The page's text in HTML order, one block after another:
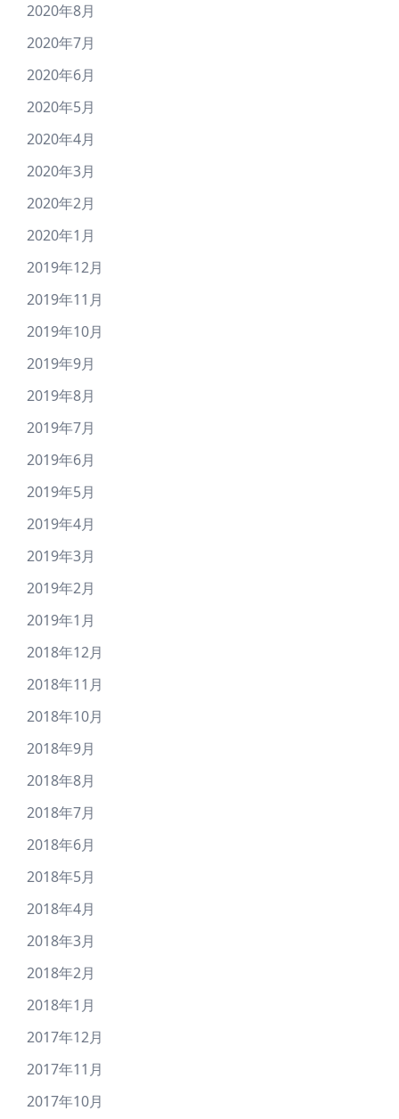
2020年8月
2020年7月
2020年6月
2020年5月
2020年4月
2020年3月
2020年2月
2020年1月
2019年12月
2019年11月
2019年10月
2019年9月
2019年8月
2019年7月
2019年6月
2019年5月
2019年4月
2019年3月
2019年2月
2019年1月
2018年12月
2018年11月
2018年10月
2018年9月
2018年8月
2018年7月
2018年6月
2018年5月
2018年4月
2018年3月
2018年2月
2018年1月
2017年12月
2017年11月
2017年10月